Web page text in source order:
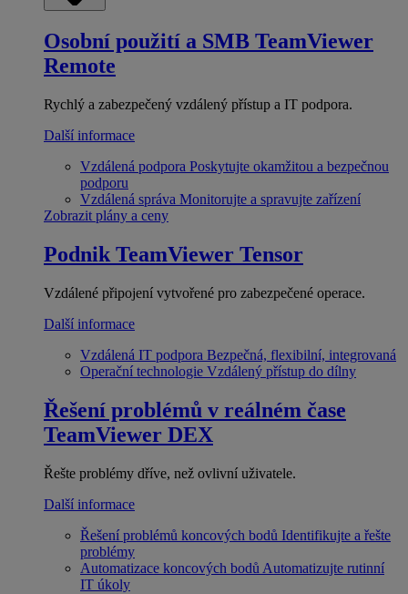
Osobní použití a SMB TeamViewer
Remote
Rychlý a zabezpečený vzdálený přístup a IT podpora.
Další informace
Vzdálená podpora Poskytujte okamžitou a bezpečnou
podporu
Vzdálená správa Monitorujte a spravujte zařízení
Zobrazit plány a ceny
Podnik TeamViewer Tensor
Vzdálené připojení vytvořené pro zabezpečené operace.
Další informace
Vzdálená IT podpora Bezpečná, flexibilní, integrovaná
Operační technologie Vzdálený přístup do dílny
Řešení problémů v reálném čase
TeamViewer DEX
Řešte problémy dříve, než ovlivní uživatele.
Další informace
Řešení problémů koncových bodů Identifikujte a řešte
problémy
Automatizace koncových bodů Automatizujte rutinní
IT úkoly